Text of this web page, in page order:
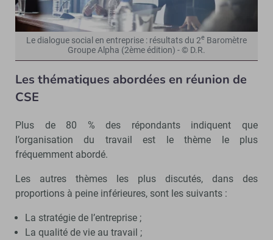
Le dialogue social en entreprise : résultats du 2e Baromètre
Groupe Alpha (2ème édition) - © D.R.
Les thématiques abordées en réunion de
CSE
Plus de 80 % des répondants indiquent que
l’organisation du travail est le thème le plus
fréquemment abordé.
Les autres thèmes les plus discutés, dans des
proportions à peine inférieures, sont les suivants :
La stratégie de l’entreprise ;
La qualité de vie au travail ;